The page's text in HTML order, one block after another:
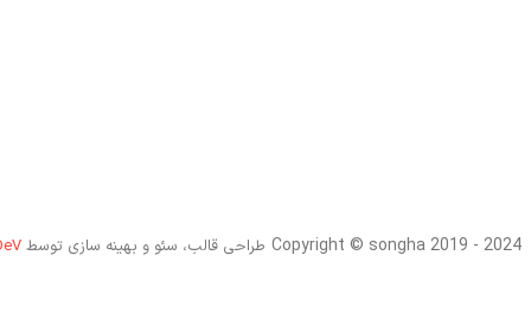
Copyright © songha 2019 - 2024 طراحی قالب، سئو و بهینه سازی توسط